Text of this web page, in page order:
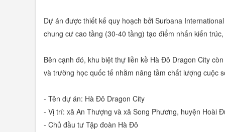
Dự án được thiết kế quy hoạch bởi Surbana
chung cư cao tầng (30-40 tầng) tạo điểm nhấn kiến
Bên cạnh đó, khu biệt thự liền kề Hà Đô Dragon City
và trường học quốc tế nhằm nâng tầm chất lượng cuộc
- Tên dự án: Hà Đô Dragon City
- Vị trí: xã An Thượng và xã Song Phương, huyện Hoài
- Chủ đầu tư Tập đoàn Hà Đô